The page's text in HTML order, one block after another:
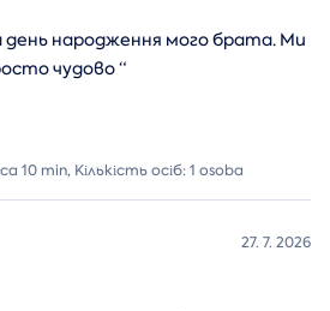
день народження мого брата. Ми
чудово“
10 min, Кількість осіб: 1 osoba
27. 7. 2026